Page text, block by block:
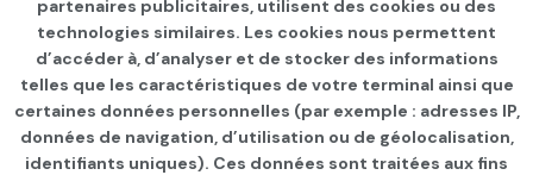
partenaires publicitaires, utilisent des cookies ou des
technologies similaires. Les cookies nous permettent
d’accéder à, d’analyser et de stocker des informations
telles que les caractéristiques de votre terminal ainsi que
certaines données personnelles (par exemple : adresses IP,
données de navigation, d’utilisation ou de géolocalisation,
identifiants uniques). Ces données sont traitées aux fins